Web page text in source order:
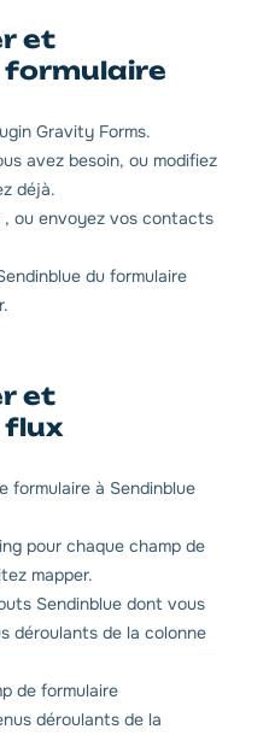
et
Gravity Forms.
avez besoin, ou modifiez
déjà.
, ou envoyez vos contacts
du formulaire
et
flux
formulaire à Sendinblue
pour chaque champ de
mapper.
Sendinblue dont vous
déroulants de la colonne
de formulaire
déroulants de la